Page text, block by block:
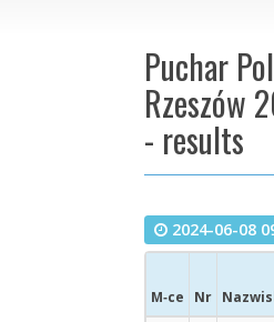
Puchar
Rzeszów
- results
2024-06-08
M‑ce Nr